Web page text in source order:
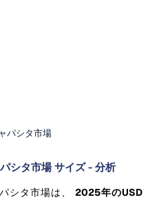
パシタ市場
シタ市場 サイズ - 分析
シタ市場は、2025年のUSD